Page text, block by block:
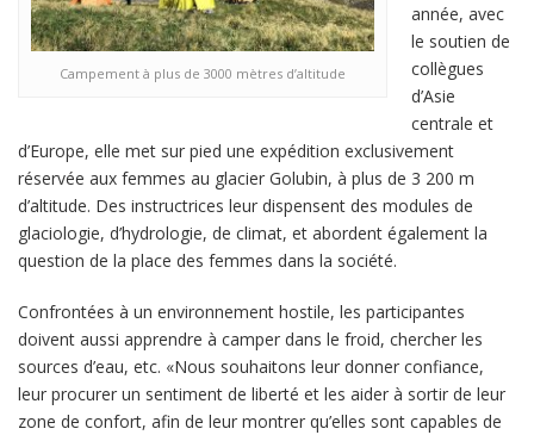
Campement à plus de 3000 mètres d’altitude
année, avec
le soutien de
collègues
d’Asie
centrale et
d’Europe, elle met sur pied une expédition exclusivement
réservée aux femmes au glacier Golubin, à plus de 3 200 m
d’altitude. Des instructrices leur dispensent des modules de
glaciologie, d’hydrologie, de climat, et abordent également la
question de la place des femmes dans la société.
Confrontées à un environnement hostile, les participantes
doivent aussi apprendre à camper dans le froid, chercher les
sources d’eau, etc. «Nous souhaitons leur donner confiance,
leur procurer un sentiment de liberté et les aider à sortir de leur
zone de confort, afin de leur montrer qu’elles sont capables de